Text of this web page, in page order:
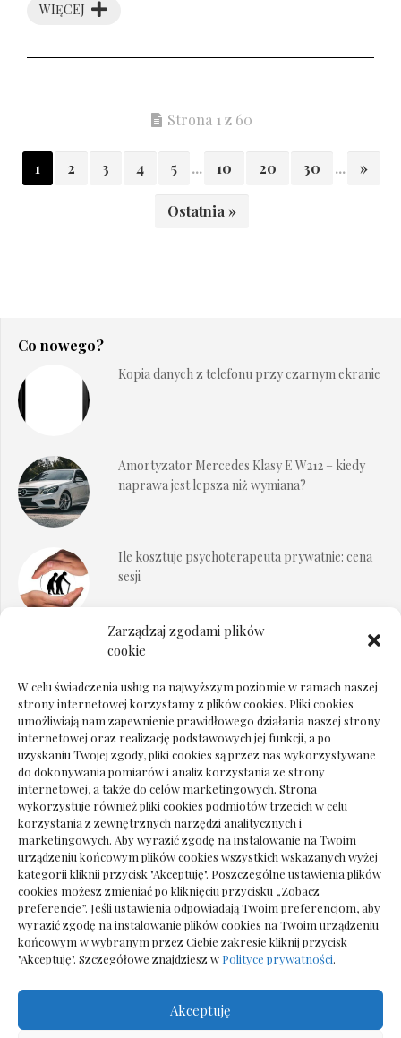
Zarządzaj zgodami plików
cookie
W celu świadczenia usług na najwyższym poziomie w ramach naszej
strony internetowej korzystamy z plików cookies. Pliki cookies
umożliwiają nam zapewnienie prawidłowego działania naszej strony
internetowej oraz realizację podstawowych jej funkcji, a po
uzyskaniu Twojej zgody, pliki cookies są przez nas wykorzystywane
do dokonywania pomiarów i analiz korzystania ze strony
internetowej, a także do celów marketingowych. Strona
wykorzystuje również pliki cookies podmiotów trzecich w celu
korzystania z zewnętrznych narzędzi analitycznych i
marketingowych. Aby wyrazić zgodę na instalowanie na Twoim
urządzeniu końcowym plików cookies wszystkich wskazanych wyżej
kategorii kliknij przycisk "Akceptuję". Poszczególne ustawienia plików
cookies możesz zmieniać po kliknięciu przycisku „Zobacz
preferencje”. Jeśli ustawienia odpowiadają Twoim preferencjom, aby
wyrazić zgodę na instalowanie plików cookies na Twoim urządzeniu
końcowym w wybranym przez Ciebie zakresie kliknij przycisk
"Akceptuję". Szczegółowe znajdziesz w Polityce prywatności.
Akceptuję
WIĘCEJ
Strona 1 z 60
1 2 3 4 5 ... 10 20 30 ... »
Ostatnia »
Co nowego?
Kopia danych z telefonu przy czarnym ekranie
Amortyzator Mercedes Klasy E W212 – kiedy
naprawa jest lepsza niż wymiana?
Ile kosztuje psychoterapeuta prywatnie: cena
sesji
Dokumenty do odbioru przy zmianie biura
Deska podłogowa do salonu: jak wybrać bez
pośpiechu